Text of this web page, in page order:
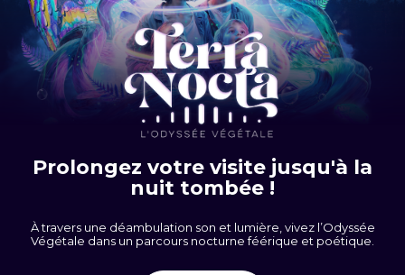
Prolongez votre visite jusqu'à la
nuit tombée !
À travers une déambulation son et lumière, vivez l’Odyssée
Végétale dans un parcours nocturne féérique et poétique.